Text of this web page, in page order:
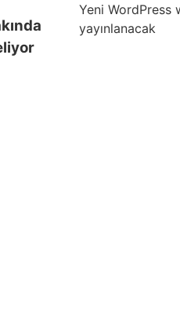
Yeni WordPress
yayınlanacak